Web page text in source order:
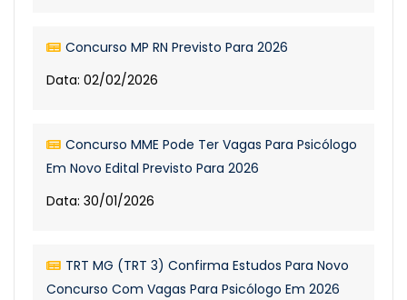
Concurso MP RN Previsto Para 2026
Data: 02/02/2026
Concurso MME Pode Ter Vagas Para Psicólogo
Em Novo Edital Previsto Para 2026
Data: 30/01/2026
TRT MG (TRT 3) Confirma Estudos Para Novo
Concurso Com Vagas Para Psicólogo Em 2026